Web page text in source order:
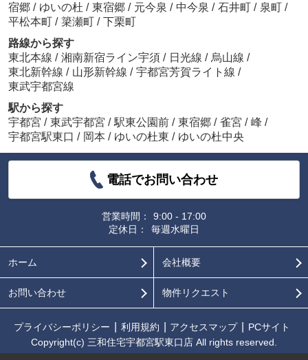
宿郷 / ゆいの杜 / 東宿郷 / 元今泉 / 中今泉 / 石井町 / 泉町 /
平松本町 / 簗瀬町 / 下栗町
路線から探す
東北本線 / 湘南新宿ライン宇須 / 日光線 / 烏山線 /
東北新幹線 / 山形新幹線 / 宇都宮芳賀ライト線 /
東武宇都宮線
駅から探す
宇都宮 / 東武宇都宮 / 駅東公園前 / 東宿郷 / 雀宮 / 峰 /
宇都宮駅東口 / 岡本 / ゆいの杜東 / ゆいの杜中央
電話でお問い合わせ
営業時間：
9:00 - 17:00
定休日：
毎週水曜日
ホーム 会社概要
お問い合わせ 物件リクエスト
プライバシーポリシー 利用規約 アクセスマップ
PCサイト
Copyright(c) 三和住宅宇都宮駅東口店 All rights reserved.